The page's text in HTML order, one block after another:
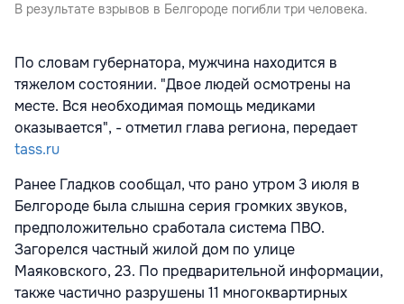
В результате взрывов в Белгороде погибли три человека.
По словам губернатора, мужчина находится в
тяжелом состоянии. "Двое людей осмотрены на
месте. Вся необходимая помощь медиками
оказывается", - отметил глава региона, передает
tass.ru
Ранее Гладков сообщал, что рано утром 3 июля в
Белгороде была слышна серия громких звуков,
предположительно сработала система ПВО.
Загорелся частный жилой дом по улице
Маяковского, 23. По предварительной информации,
также частично разрушены 11 многоквартирных